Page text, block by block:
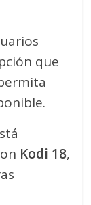
que
Kodi 18,